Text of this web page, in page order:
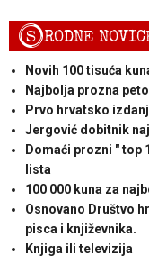
SRODNE
Novih 100 tisuća
Najbolja prozna
Prvo hrvatsko
Jergović dobitnik
Domaći prozni " top
lista
100 000 kuna za
Osnovano Društvo
pisca i književnika.
Knjiga ili televizija